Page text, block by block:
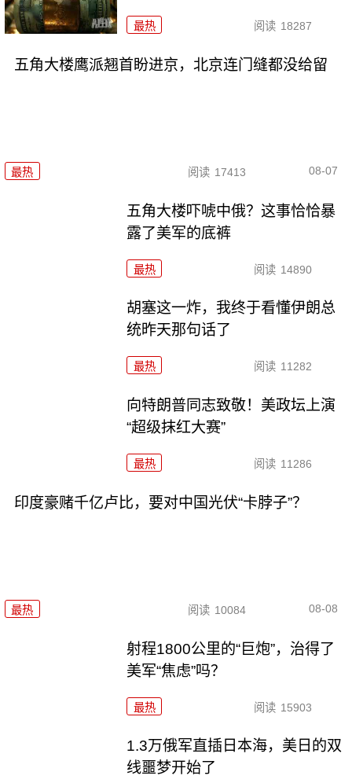
最热 阅读 18287
五角大楼鹰派翘首盼进京，北京连门缝都没给留
最热 阅读 17413 08-07
五角大楼吓唬中俄？这事恰恰暴
露了美军的底裤
最热 阅读 14890
胡塞这一炸，我终于看懂伊朗总
统昨天那句话了
最热 阅读 11282
向特朗普同志致敬！美政坛上演
“超级抹红大赛”
最热 阅读 11286
印度豪赌千亿卢比，要对中国光伏“卡脖子”？
最热 阅读 10084 08-08
射程1800公里的“巨炮”，治得了
美军“焦虑”吗？
最热 阅读 15903
1.3万俄军直插日本海，美日的双
线噩梦开始了